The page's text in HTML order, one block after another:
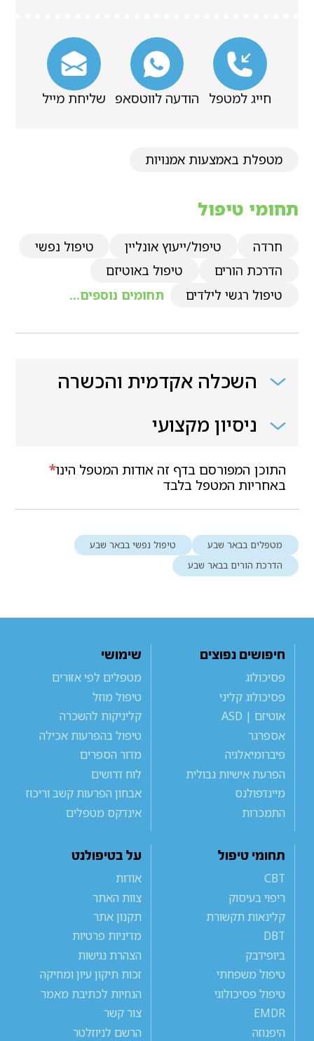
חייג למטפל הודעה לווטסאפ שליחת מייל
מטפלת באמצעות אמנויות
תחומי טיפול
חרדה טיפול/ייעוץ אונליין
טיפול נפשי
הדרכת הורים
טיפול באוטיזם
טיפול רגשי לילדים
תחומים נוספים...
השכלה אקדמית והכשרה
ניסיון מקצועי
*התוכן המפורסם בדף זה אודות המטפל הינו
באחריות המטפל בלבד
מטפלים בבאר שבע
טיפול נפשי בבאר שבע
הדרכת הורים בבאר שבע
חיפושים נפוצים
פסיכולוג
פסיכולוג קליני
אוטיזם | ASD
אספרגר
פיברומיאלגיה
הפרעת אישיות גבולית
מיינדפולנס
התמכרות
שימושי
מטפלים לפי אזורים
טיפול מוזל
קליניקות להשכרה
טיפול בהפרעות אכילה
מדור הספרים
לוח דרושים
אבחון הפרעות קשב וריכוז
אינדקס מטפלים
תחומי טיפול
CBT
ריפוי בעיסוק
קלינאות תקשורת
DBT
ביופידבק
טיפול משפחתי
טיפול פסיכולוגי
EMDR
היפנוזה
על בטיפולנט
אודות
צוות האתר
תקנון אתר
מדיניות פרטיות
הצהרת נגישות
זכות תיקון עיון ומחיקה
הנחיות לכתיבת מאמר
צור קשר
הרשם לניוזלטר